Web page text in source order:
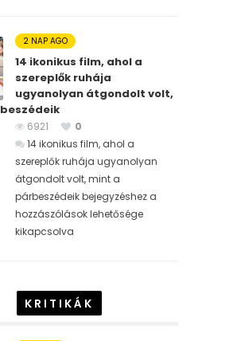
2 NAP AGO
14 ikonikus film, ahol a
szereplők ruhája
ugyanolyan átgondolt volt,
6921
0
14 ikonikus film, ahol a
szereplők ruhája ugyanolyan
átgondolt volt, mint a
párbeszédeik bejegyzéshez a
hozzászólások lehetősége
kikapcsolva
KRITIKÁK